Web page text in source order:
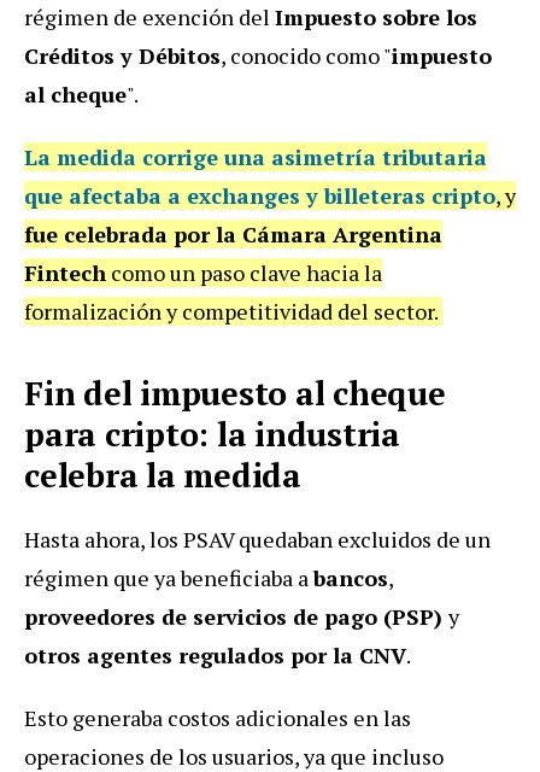
régimen de exención del Impuesto sobre los
Créditos y Débitos, conocido como "impuesto
al cheque".
La medida corrige una asimetría tributaria
que afectaba a exchanges y billeteras cripto, y
fue celebrada por la Cámara Argentina
Fintech como un paso clave hacia la
formalización y competitividad del sector.
Fin del impuesto al cheque
para cripto: la industria
celebra la medida
Hasta ahora, los PSAV quedaban excluidos de un
régimen que ya beneficiaba abancos,
proveedores de servicios de pago (PSP)y
otros agentes regulados por la CNV.
Esto generaba costos adicionales en las
operaciones de los usuarios, ya que incluso